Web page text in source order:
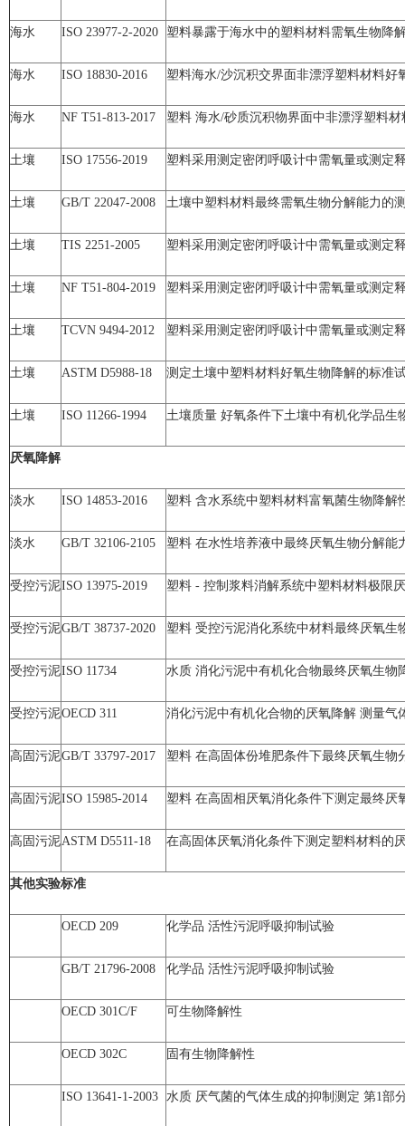
海水 ISO 23977-2-2020 塑料暴露于海水中的塑料材料需氧生物降
海水 ISO 18830-2016 塑料海水/沙沉积交界面非漂浮塑料材料
海水 NF T51-813-2017 塑料 海水/砂质沉积物界面中非漂浮塑料
土壤 ISO 17556-2019 塑料采用测定密闭呼吸计中需氧量或测定
土壤 GB/T 22047-2008 土壤中塑料材料最终需氧生物分解能力的
土壤 TIS 2251-2005 塑料采用测定密闭呼吸计中需氧量或测定
土壤 NF T51-804-2019 塑料采用测定密闭呼吸计中需氧量或测定
土壤 TCVN 9494-2012 塑料采用测定密闭呼吸计中需氧量或测定
土壤 ASTM D5988-18 测定土壤中塑料材料好氧生物降解的标准
土壤 ISO 11266-1994 土壤质量 好氧条件下土壤中有机化学品生
厌氧降解
淡水 ISO 14853-2016 塑料 含水系统中塑料材料富氧菌生物降解
淡水 GB/T 32106-2105 塑料 在水性培养液中最终厌氧生物分解
受控污泥ISO 13975-2019 塑料 - 控制浆料消解系统中塑料材料极限
受控污泥GB/T 38737-2020 塑料 受控污泥消化系统中材料最终厌氧
受控污泥ISO 11734 水质 消化污泥中有机化合物最终厌氧生
受控污泥OECD 311 消化污泥中有机化合物的厌氧降解 测量气
高固污泥GB/T 33797-2017 塑料 在高固体份堆肥条件下最终厌氧生
高固污泥ISO 15985-2014 塑料 在高固相厌氧消化条件下测定最终厌
高固污泥ASTM D5511-18 在高固体厌氧消化条件下测定塑料材料的
其他实验标准
OECD 209 化学品 活性污泥呼吸抑制试验
GB/T 21796-2008 化学品 活性污泥呼吸抑制试验
OECD 301C/F 可生物降解性
OECD 302C 固有生物降解性
ISO 13641-1-2003 水质 厌气菌的气体生成的抑制测定 第1部